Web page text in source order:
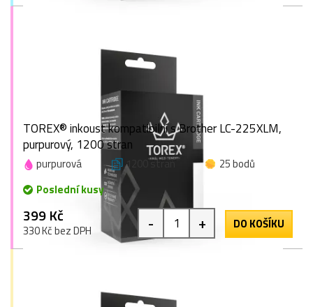
TOREX® inkoust kompatibilní s Brother LC-225XLM,
purpurový, 1200 stran
purpurová 1200 stran
25 bodů
Poslední kusy
399 Kč
330 Kč bez DPH - + DO KOŠÍKU